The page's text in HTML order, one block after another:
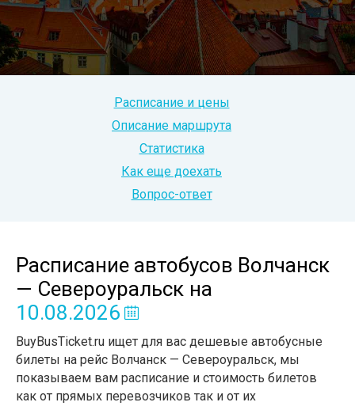
Расписание и цены
Описание маршрута
Статистика
Как еще доехать
Вопрос-ответ
Расписание автобусов Волчанск
— Североуральск на
10.08.2026
BuyBusTicket.ru ищет для вас дешевые автобусные
билеты на рейс Волчанск — Североуральск, мы
показываем вам расписание и стоимость билетов
как от прямых перевозчиков так и от их